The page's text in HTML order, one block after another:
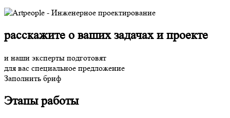
расскажите о ваших задачах и проекте
и наши эксперты подготовят
для вас специальное предложение
Заполнить бриф
Этапы работы